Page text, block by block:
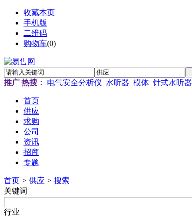
收藏本页
手机版
二维码
购物车(0)
推广 热搜： 电气安全分析仪 水听器 模体 针式水听器
首页
供应
求购
公司
资讯
招商
专题
首页 > 供应 > 搜索
关键词
行业